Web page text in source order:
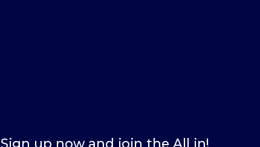
Sign up now and join the All in!